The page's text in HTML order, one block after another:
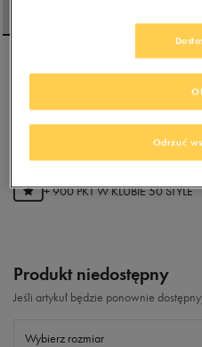
REEBOK ATR CHILL
179,99złz Vat
+ 900 PKT WKLUBIE 50 STYLE
Produkt niedostępny
Jeśli artykuł będzie ponownie
Wybierz rozmiar
Odrzuć